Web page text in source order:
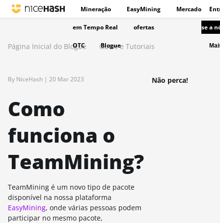
Mineração EasyMining Mercado
em Tempo Real ofertas
OTC Blogue
se a
Página Inicial do Blogue Guias e Tutoriais
By NiceHash | 20 Mar 2023
Como
funciona o
TeamMining?
TeamMining é um novo tipo de pacote
disponível na nossa plataforma
EasyMining, onde várias pessoas podem
participar no mesmo pacote,
Não perca!